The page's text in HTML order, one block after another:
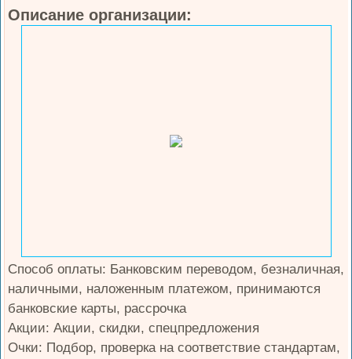
Описание организации:
Способ оплаты: Банковским переводом, безналичная,
наличными, наложенным платежом, принимаются
банковские карты, рассрочка
Акции: Акции, скидки, спецпредложения
Очки: Подбор, проверка на соответствие стандартам,